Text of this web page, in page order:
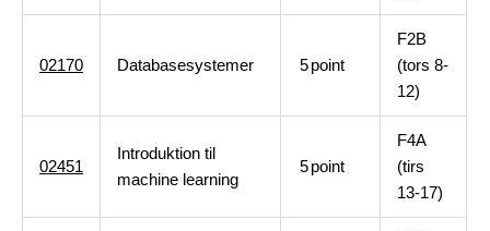
02170 Databasesystemer 5point
F2B
(tors 8-
12)
02451
Introduktion til
machine learning
5point
F4A
(tirs
13-17)